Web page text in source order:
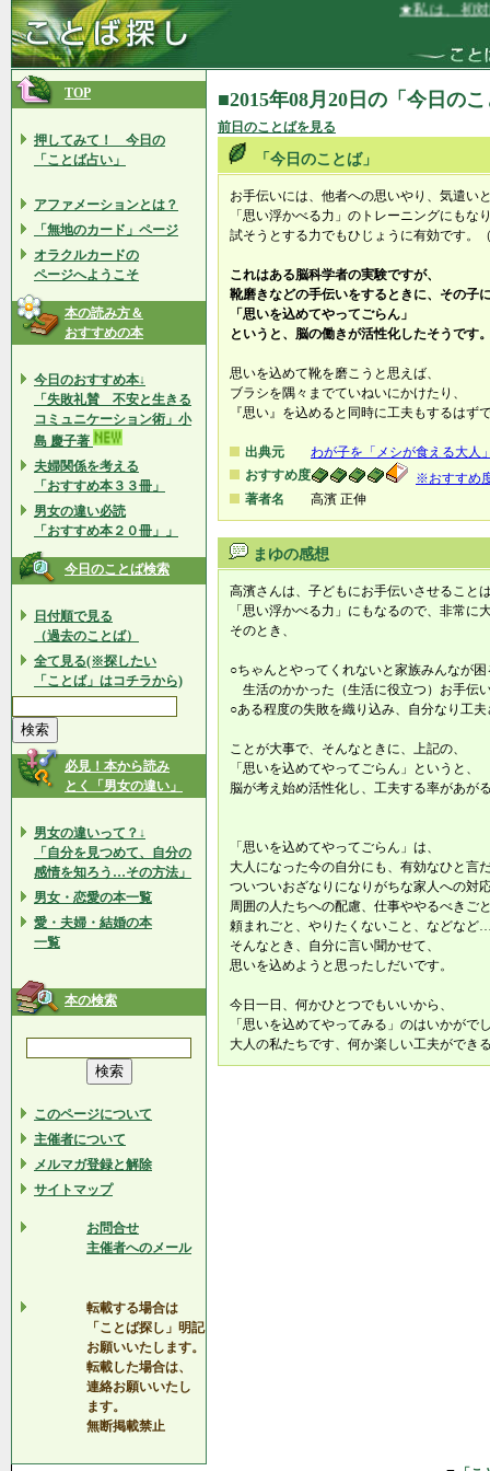
★私は、初対
TOP
押してみて！ 今日の
「ことば占い」
アファメーションとは？
「無地のカード」ページ
オラクルカードの
ページへようこそ
本の読み方＆
おすすめの本
今日のおすすめ本↓
「失敗礼賛 不安と生きる
コミュニケーション術」小
島 慶子著
夫婦関係を考える
「おすすめ本３３冊」
男女の違い必読
「おすすめ本２０冊」」
今日のことば検索
日付順で見る
（過去のことば）
全て見る(※探したい
「ことば」はコチラから)
必見！本から読み
とく「男女の違い」
男女の違いって？↓
「自分を見つめて、自分の
感情を知ろう…その方法」
男女・恋愛の本一覧
愛・夫婦・結婚の本
一覧
本の検索
このページについて
主催者について
メルマガ登録と解除
サイトマップ
お問合せ
主催者へのメール
転載する場合は
「ことば探し」明記
お願いいたします。
転載した場合は、
連絡お願いいたし
ます。
無断掲載禁止
■2015年08月20日の「今日の
前日のことばを見る
「今日のことば」
お手伝いには、他者への思いやり、気遣い
「思い浮かべる力」のトレーニングにもな
試そうとする力でもひじょうに有効です。
これはある脳科学者の実験ですが、
靴磨きなどの手伝いをするときに、その子
「思いを込めてやってごらん」
というと、脳の働きが活性化したそうです
思いを込めて靴を磨こうと思えば、
ブラシを隅々までていねいにかけたり、
『思い』を込めると同時に工夫もするはず
出典元
わが子を「メシが食える大人
おすすめ度
※おすすめ
著者名
高濱 正伸
まゆの感想
高濱さんは、子どもにお手伝いさせること
「思い浮かべる力」にもなるので、非常に
そのとき、
○ちゃんとやってくれないと家族みんなが
生活のかかった（生活に役立つ）お手
○ある程度の失敗を織り込み、自分なり工夫
ことが大事で、そんなときに、上記の、
「思いを込めてやってごらん」というと、
脳が考え始め活性化し、工夫する率があが
「思いを込めてやってごらん」は、
大人になった今の自分にも、有効なひと言
ついついおざなりになりがちな家人への対
周囲の人たちへの配慮、仕事ややるべきご
頼まれごと、やりたくないこと、などなど
そんなとき、自分に言い聞かせて、
思いを込めようと思ったしだいです。
今日一日、何かひとつでもいいから、
「思いを込めてやってみる」のはいかがで
大人の私たちです、何か楽しい工夫ができ